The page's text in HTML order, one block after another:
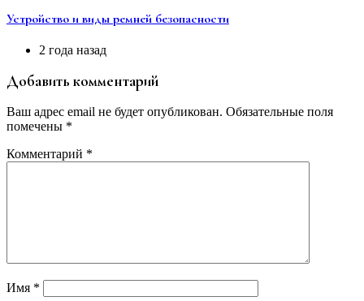
Устройство и виды ремней безопасности
2 года назад
Добавить комментарий
Ваш адрес email не будет опубликован. Обязательные поля
помечены *
Комментарий *
Имя *